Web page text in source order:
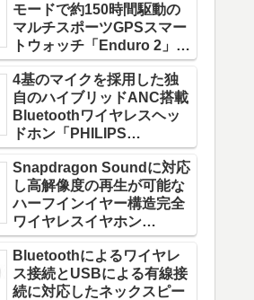
モードで約150時間駆動の
マルチスポーツGPSスマー
トウォッチ「Enduro 2」登
場！
4基のマイクを採用した独
自のハイブリッドANC搭載
Bluetoothワイヤレスヘッ
ドホン「PHILIPS
TAH8856」登場！
Snapdragon Soundに対応
し高解像度の再生が可能な
ハーフインイヤー構造完全
ワイヤレスイヤホン
「W220T」登場！
Bluetoothによるワイヤレ
ス接続とUSBによる有線接
続に対応したネックスピー